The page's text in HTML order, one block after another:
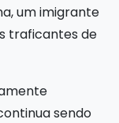
um imigrante
traficantes de
sendo